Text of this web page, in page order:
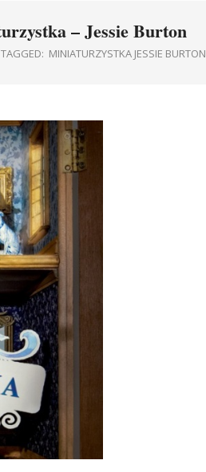
Menu
– Jessie Burton
TAGGED: MINIATURZYSTKA JESSIE BURTON